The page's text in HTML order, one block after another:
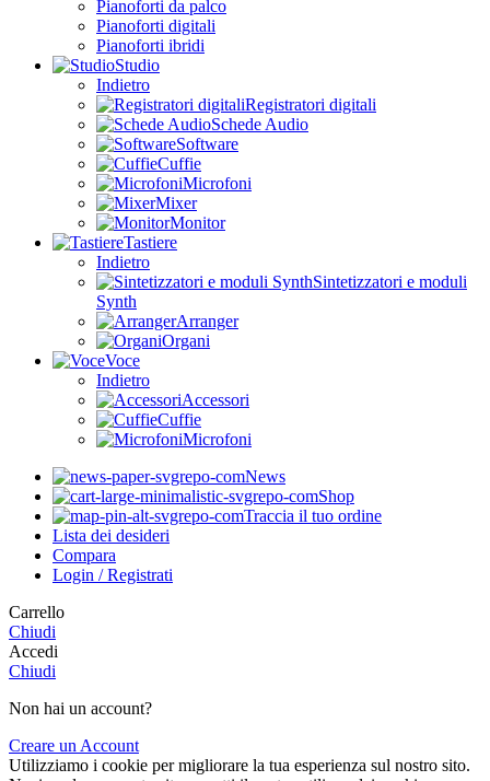
Pianoforti da palco
Pianoforti digitali
Pianoforti ibridi
Studio
Indietro
Registratori digitali
Schede Audio
Software
Cuffie
Microfoni
Mixer
Monitor
Tastiere
Indietro
Sintetizzatori e moduli
Synth
Arranger
Organi
Voce
Indietro
Accessori
Cuffie
Microfoni
News
Shop
Traccia il tuo ordine
Lista dei desideri
Compara
Login / Registrati
Carrello
Chiudi
Accedi
Chiudi
Non hai un account?
Creare un Account
Utilizziamo i cookie per migliorare la tua esperienza sul nostro sito.